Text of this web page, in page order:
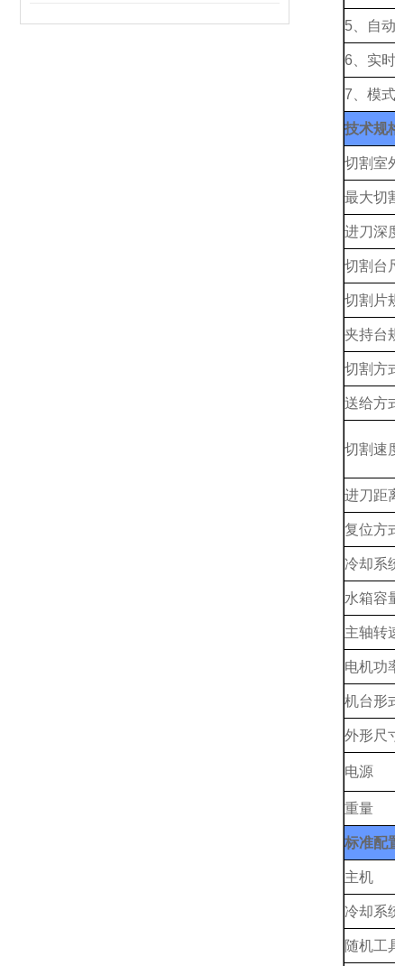
5 、自动
6 、实
7 、模
技术规
切割室
最大切
进刀深
切割台
切割片
夹持台
切割方
送给方
切割速
进刀距
复位方
冷却系
水箱容
主轴转
电机功
机台形
外形尺
电源
重量
标准配
主机
冷却系
随机工